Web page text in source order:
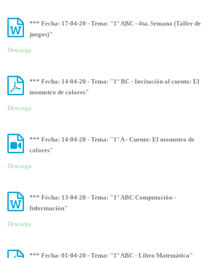
*** Fecha: 17-04-20 - Tema: "1° ABC - 4ta. Semana (Taller de
juegos)"
Descarga
*** Fecha: 14-04-20 - Tema: "1° BC - Invitación al cuento: El
mounstro de colores"
Descarga
*** Fecha: 14-04-20 - Tema: "1° A - Cuento: El mounstro de
colores"
Descarga
*** Fecha: 13-04-20 - Tema: "1° ABC Computación -
Información"
Descarga
*** Fecha: 01-04-20 - Tema: "1° ABC - Libro Matemática"